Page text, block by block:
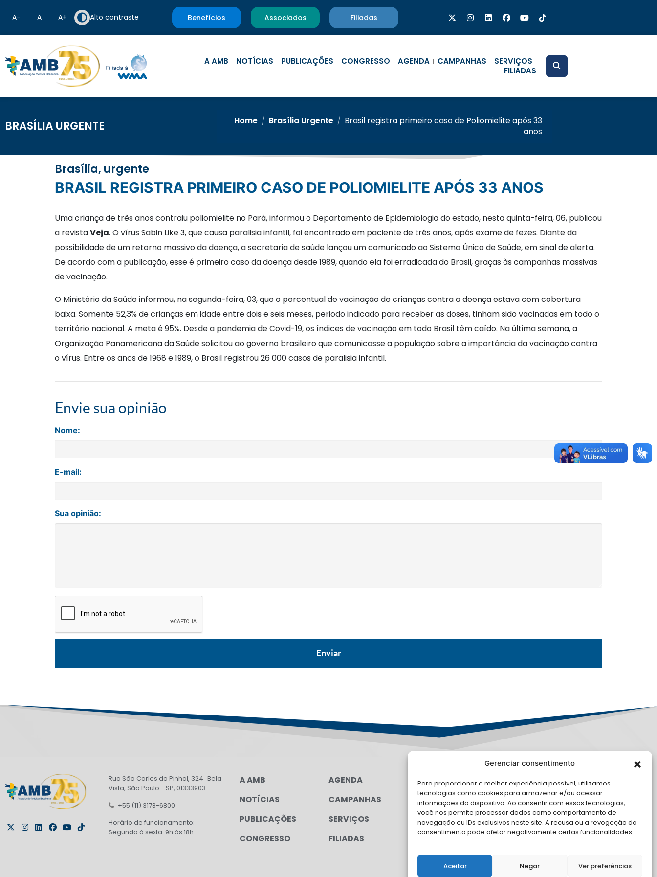
Gerenciar consentimento
Para proporcionar a melhor experiência possível, utilizamos
tecnologias como cookies para armazenar e/ou acessar
informações do dispositivo. Ao consentir com essas tecnologias,
você nos permite processar dados como comportamento de
navegação ou IDs exclusivos neste site. A recusa ou a revogação do
consentimento pode afetar negativamente certas funcionalidades.
Aceitar Negar Ver preferências
A− A A+ Alto contraste Benefícios Associados Filiadas
A AMB NOTÍCIAS PUBLICAÇÕES CONGRESSO AGENDA CAMPANHAS
SERVIÇOS
FILIADAS
BRASÍLIA URGENTE Home / Brasília Urgente / Brasil registra primeiro caso de Poliomielite após 33
anos
Brasília, urgente
BRASIL REGISTRA PRIMEIRO CASO DE POLIOMIELITE APÓS 33 ANOS
Uma criança de três anos contraiu poliomielite no Pará, informou o Departamento de Epidemiologia do estado, nesta quinta-feira, 06, publicou
a revistaVeja. O vírus Sabin Like 3, que causa paralisia infantil, foi encontrado em paciente de três anos, após exame de fezes. Diante da
possibilidade de um retorno massivo da doença, a secretaria de saúde lançou um comunicado ao Sistema Único de Saúde, em sinal de alerta.
De acordo com a publicação, esse é primeiro caso da doença desde 1989, quando ela foi erradicada do Brasil, graças às campanhas massivas
de vacinação.
O Ministério da Saúde informou, na segunda-feira, 03, que o percentual de vacinação de crianças contra a doença estava com cobertura
baixa. Somente 52,3% de crianças em idade entre dois e seis meses, periodo indicado para receber as doses, tinham sido vacinadas em todo o
território nacional. A meta é 95%. Desde a pandemia de Covid-19, os índices de vacinação em todo Brasil têm caído. Na última semana, a
Organização Panamericana da Saúde solicitou ao governo brasileiro que comunicasse a população sobre a importância da vacinação contra
o vírus. Entre os anos de 1968 e 1989, o Brasil registrou 26 000 casos de paralisia infantil.
Envie sua opinião
Nome:
E-mail:
Sua opinião:
Rua São Carlos do Pinhal, 324 Bela
Vista, São Paulo - SP, 01333903
+55 (11) 3178-6800
Horário de funcionamento:
Segunda à sexta: 9h às 18h
A AMB
NOTÍCIAS
PUBLICAÇÕES
CONGRESSO
AGENDA
CAMPANHAS
SERVIÇOS
FILIADAS
LGPD
FALE CONOSCO
Solicite Apoio Institucional da AMB
para o seu evento